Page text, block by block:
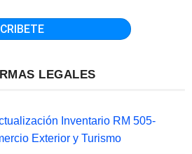
LEGALES
Inventario RM 505-
Exterior y Turismo